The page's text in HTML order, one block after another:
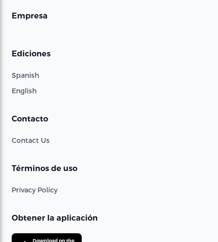
Empresa
Ediciones
Spanish
English
Contacto
Contact Us
Términos de uso
Privacy Policy
Obtener la aplicación